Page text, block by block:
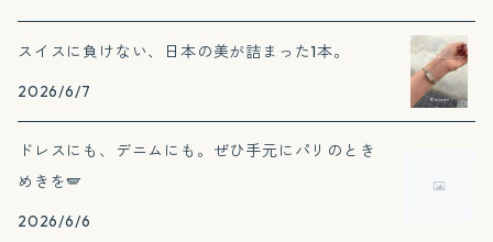
スイスに負けない、日本の美が詰まった1本。
2026/6/7
ドレスにも、デニムにも。ぜひ手元にパリのとき
めきを🪽
2026/6/6